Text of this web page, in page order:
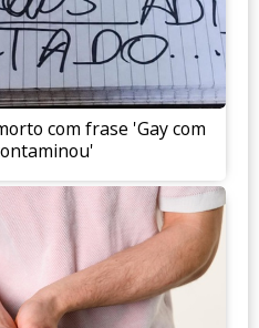
com frase 'Gay com